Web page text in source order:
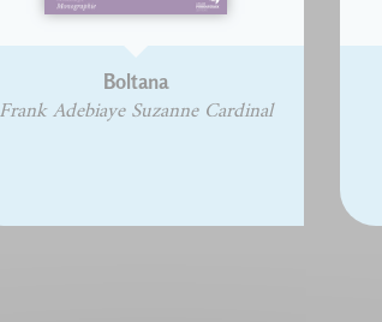
Boltana
Frank Adebiaye Suzanne Cardinal